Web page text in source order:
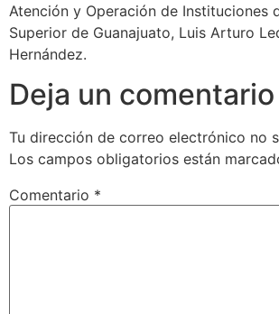
Atención y Operación de Instituciones
Superior de Guanajuato, Luis Arturo
Hernández.
Deja un comentario
Tu dirección de correo electrónico no
Los campos obligatorios están
Comentario *